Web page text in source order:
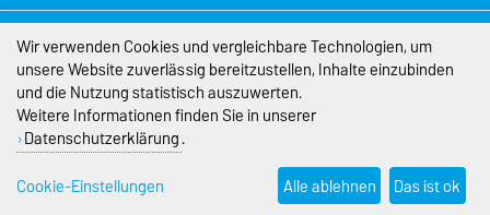
Impressum
Datenschutz
Barrierefreiheit
Cookie-Einstellungen
Wir verwenden Cookies und vergleichbare Technologien, um
unsere Website zuverlässig bereitzustellen, Inhalte einzubinden
und die Nutzung statistisch auszuwerten.
Weitere Informationen finden Sie in unserer
Datenschutzerklärung.
Cookie-Einstellungen
Alle ablehnen Das ist ok